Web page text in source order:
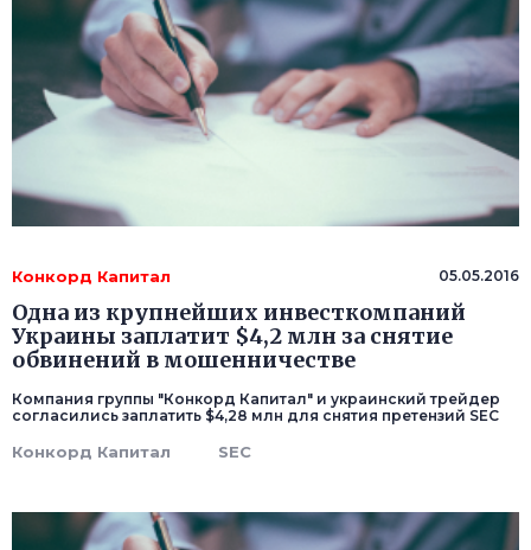
Конкорд Капитал 05.05.2016
Одна из крупнейших инвесткомпаний
Украины заплатит $4,2 млн за снятие
обвинений в мошенничестве
Компания группы "Конкорд Капитал" и украинский трейдер
согласились заплатить $4,28 млн для снятия претензий SEC
Конкорд Капитал SEC